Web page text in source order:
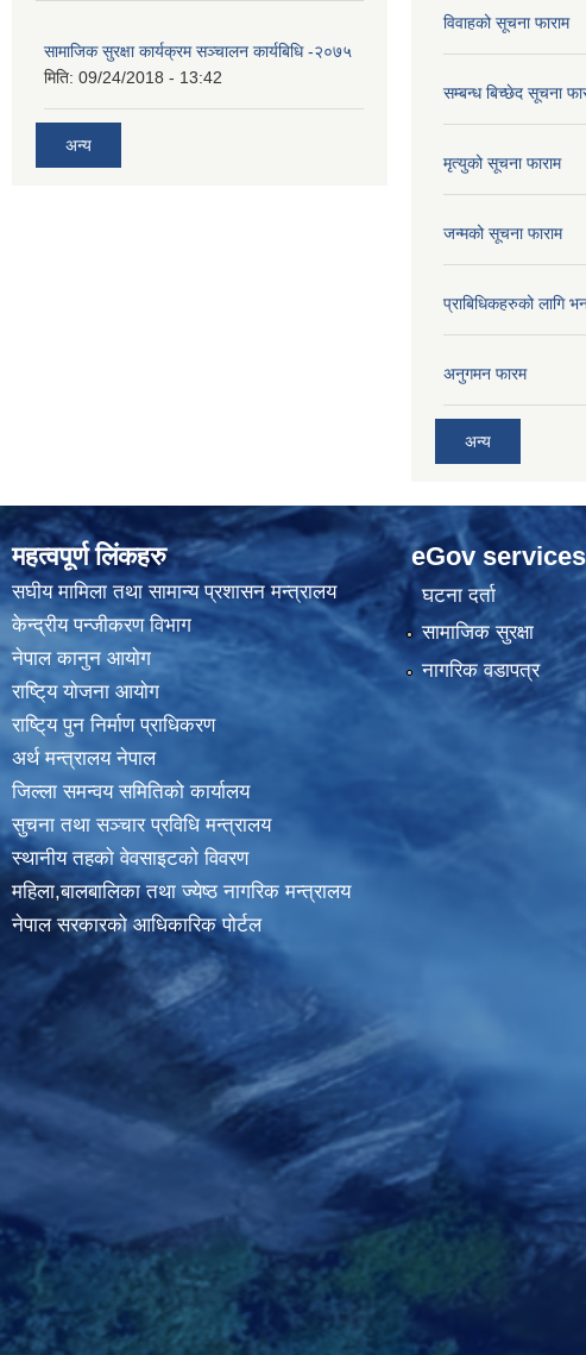
सामाजिक सुरक्षा कार्यक्रम सञ्चालन कार्यबिधि -२०७५
मिति: 09/24/2018 - 13:42
अन्य
विवाहको सूचना फाराम
सम्बन्ध बिच्छेद सूचना
मृत्युको सूचना फाराम
जन्मको सूचना फाराम
प्राबिधिकहरुको लागि
अनुगमन फारम
अन्य
महत्वपूर्ण लिंकहरु
स‌घीय मामिला तथा सामान्य प्रशासन मन्त्रालय
केन्द्रीय पन्जीकरण विभाग
नेपाल कानुन आयाेग
राष्टि्य याेजना आयाेग
राष्टि्य पुन निर्माण प्राधिकरण
अर्थ मन्त्रालय नेपाल
जिल्ला समन्वय समितिको कार्यालय
सुचना तथा सञ्चार प्रविधि मन्त्रालय
स्थानीय तहकाे वेवसाइटकाे विवरण
महिला,बालबालिका तथा ज्येष्ठ नागरिक मन्त्रालय
नेपाल सरकारको आधिकारिक पोर्टल
eGov services
घटना दर्ता
सामाजिक सुरक्षा
नागरिक वडापत्र